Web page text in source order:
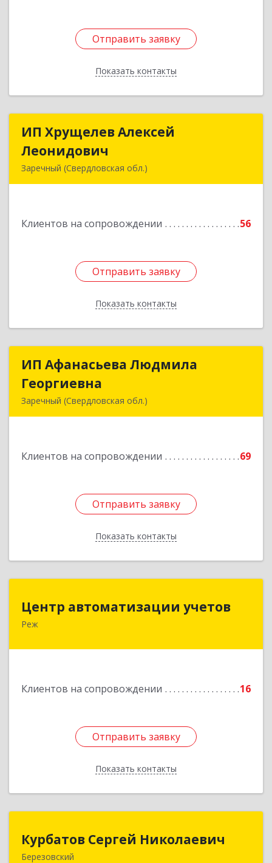
Отправить заявку
Показать контакты
Отправить заявку
Назад
ИП Хрущелев Алексей
Леонидович
Заречный (Свердловская обл.)
Клиентов на сопровождении 56
Отправить заявку
Показать контакты
ИП Хрущелев Алексей
Подробнее
Отправить заявку
Назад
ИП Афанасьева Людмила
Георгиевна
Заречный (Свердловская обл.)
Клиентов на сопровождении 69
Отправить заявку
Показать контакты
ИП Афанасьева Людмила
Подробнее
Отправить заявку
Назад
Центр автоматизации учетов
Реж
Клиентов на сопровождении 16
Отправить заявку
Показать контакты
623750, Свердловская обл, Режевской р-н, Реж
Отправить заявку
Назад
Курбатов Сергей Николаевич
Березовский
Курбатов Сергей Николаевич